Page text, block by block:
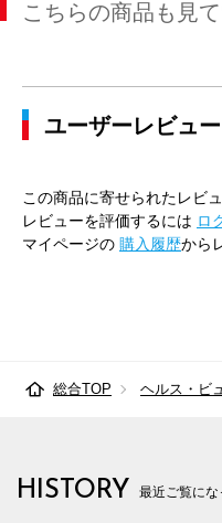
こちらの商品も見
ユーザーレビュー
この商品に寄せられたレビ
レビューを評価するには ロ
マイページの 購入履歴から
総合TOP ヘルス・ビ
HISTORY 最近ご覧にな